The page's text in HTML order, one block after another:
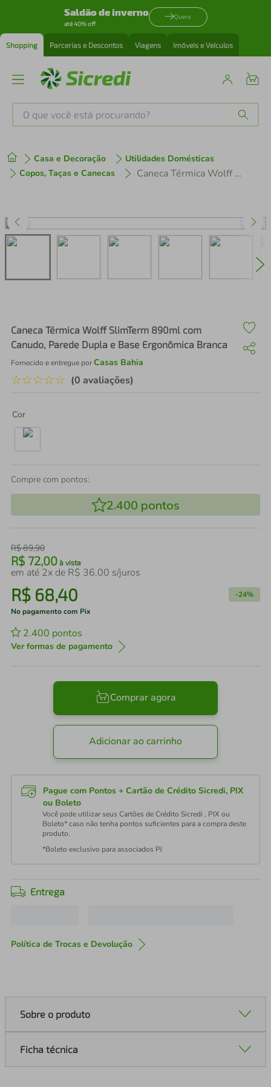
Saldão de inverno
até 40% off
Quero
Shopping Parcerias e Descontos Viagens Imóveis e Veículos
O que você está procurando?
Casa e Decoração
Utilidades Domésticas
Copos, Taças e Canecas
Caneca Térmica Wolff SlimTerm 890ml com Canudo, Parede Dupla e Base Ergonômica Branca
Caneca Térmica Wolff SlimTerm 890ml com
Canudo, Parede Dupla e Base Ergonômica Branca
Fornecido e entregue porCasas Bahia
☆☆☆☆☆ (0 avaliações)
Cor
Compre com pontos:
2.400 pontos
R$89,90
R$ 72,00 à vista
em até 2x de R$ 36,00 s/juros
R$ 68,40 -24%
No pagamento com Pix
2.400 pontos
Ver formas de pagamento
Comprar agora
Adicionar ao carrinho
Pague com Pontos + Cartão de Crédito Sicredi, PIX
ou Boleto
Você pode utilizar seus Cartões de Crédito Sicredi , PIX ou
Boleto* caso não tenha pontos suficientes para a compra deste
produto.
*Boleto exclusivo para associados PJ
Entrega
Política de Trocas e Devolução
Sobre o produto
Ficha técnica
1º tenis
3º perfume